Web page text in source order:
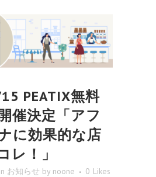
PEATIX無料
催決定「アフ
に効果的な店
レ！」
in お知らせ by noone 0 Likes